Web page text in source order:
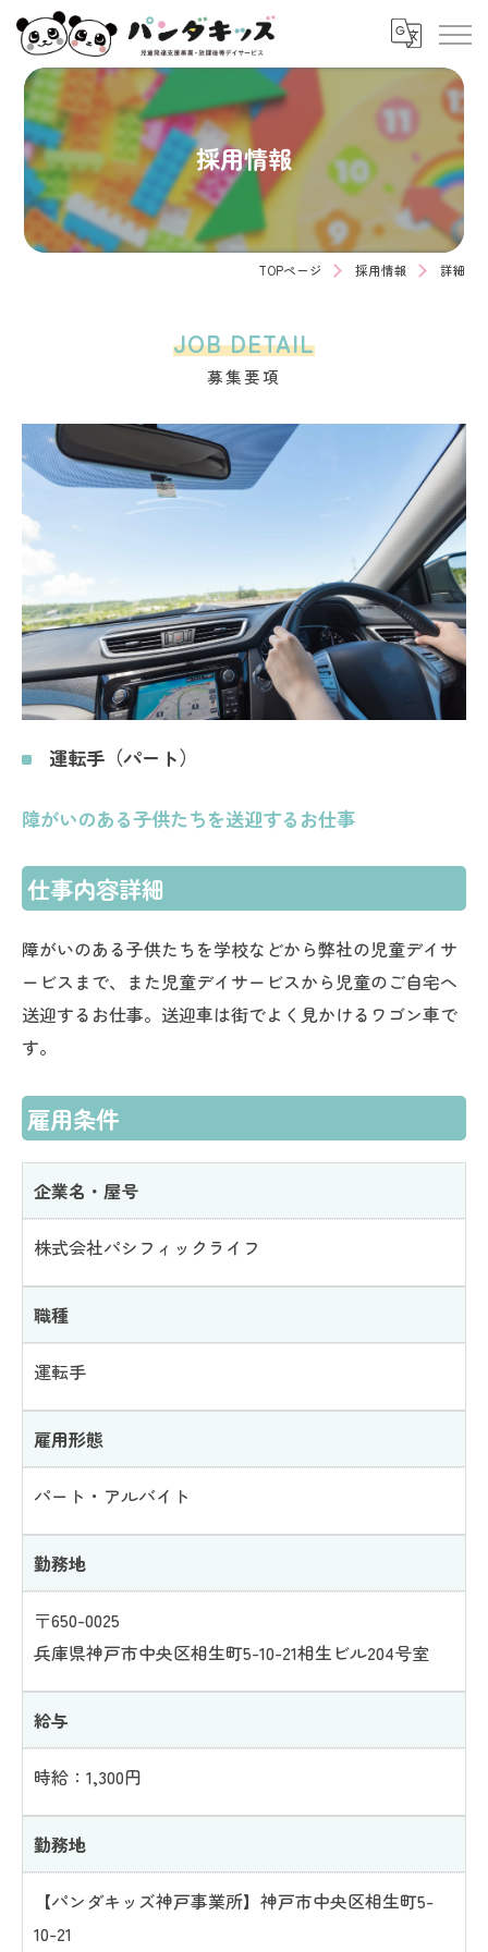
採用情報
TOPページ 採用情報 詳細
募集要項
JOB DETAIL
運転手（パート）
障がいのある子供たちを送迎するお仕事
仕事内容詳細
障がいのある子供たちを学校などから弊社の児童デイサ
ービスまで、また児童デイサービスから児童のご自宅へ
送迎するお仕事。送迎車は街でよく見かけるワゴン車で
す。
雇用条件
企業名・屋号
株式会社パシフィックライフ
職種
運転手
雇用形態
パート・アルバイト
勤務地
〒650-0025
兵庫県神戸市中央区相生町5-10-21相生ビル204号室
給与
時給：1,300円
勤務地
【パンダキッズ神戸事業所】神戸市中央区相生町5-
10-21